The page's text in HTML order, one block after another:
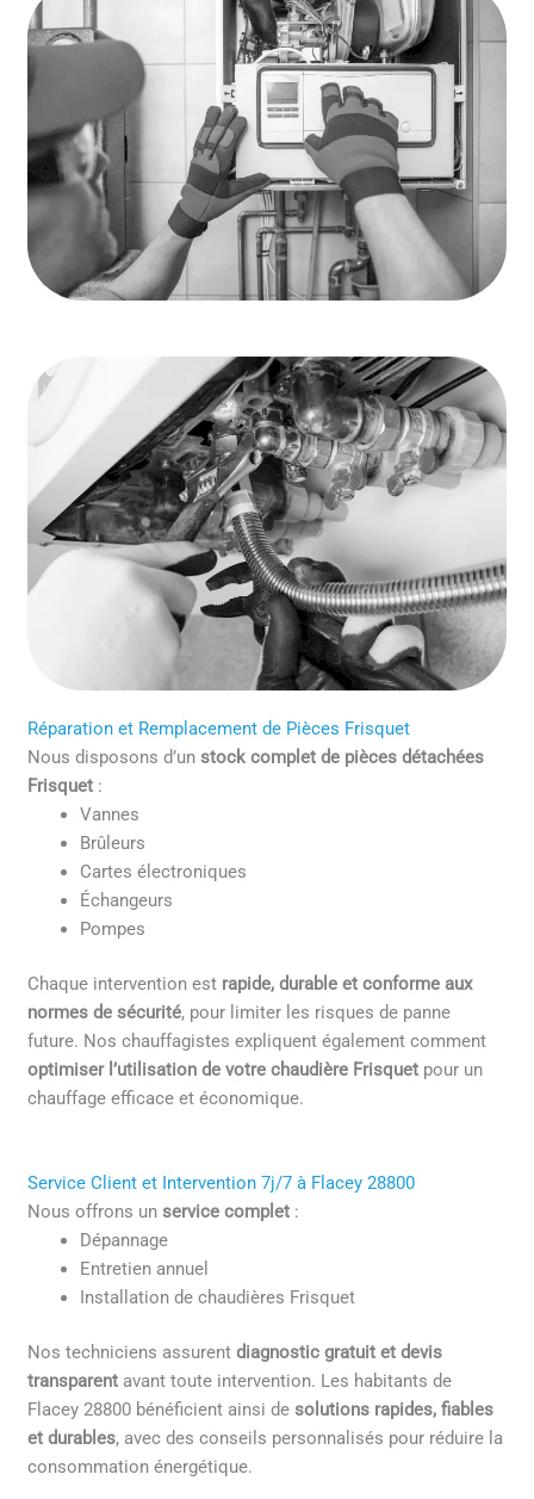
Réparation et Remplacement de Pièces Frisquet
Nous disposons d’unstock complet de pièces détachées
Frisquet :
Vannes
Brûleurs
Cartes électroniques
Échangeurs
Pompes
Chaque intervention est rapide, durable et conforme aux
normes de sécurité, pour limiter les risques de panne
future. Nos chauffagistes expliquent également comment
optimiser l’utilisation de votre chaudière Frisquet pour un
chauffage efficace et économique.
Service Client et Intervention 7j/7 à Flacey 28800
Nous offrons unservice complet :
Dépannage
Entretien annuel
Installation de chaudières Frisquet
Nos techniciens assurentdiagnostic gratuit et devis
transparent avant toute intervention. Les habitants de
Flacey 28800 bénéficient ainsi desolutions rapides, fiables
et durables, avec des conseils personnalisés pour réduire la
consommation énergétique.